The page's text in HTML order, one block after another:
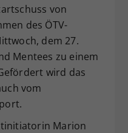
von
des ÖTV-
dem 27.
Mentees zu einem
wird das
vom
Marion
Ihre Consent-
anderem eine
ID, für die
Ihrer
falls der
dies eingestellt